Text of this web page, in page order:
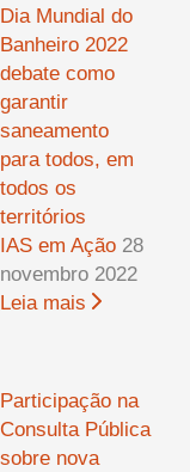
Dia Mundial do
Banheiro 2022
debate como
garantir
saneamento
para todos, em
todos os
territórios
IAS em Ação 28
novembro 2022
Leia mais
Participação na
Consulta Pública
sobre nova